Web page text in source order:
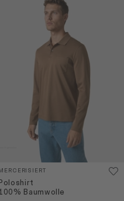
Poloshirt
Baumwolle